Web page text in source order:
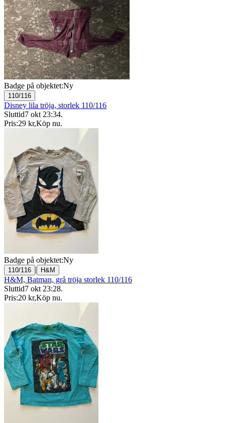
Badge på objektet:Ny
110/116
Disney lila tröja, storlek 110/116
Sluttid7 okt 23:34.
Pris:29 kr,Köp nu.
Badge på objektet:Ny
110/116 | H&M
H&M, Batman, grå tröja storlek 110/116
Sluttid7 okt 23:28.
Pris:20 kr,Köp nu.